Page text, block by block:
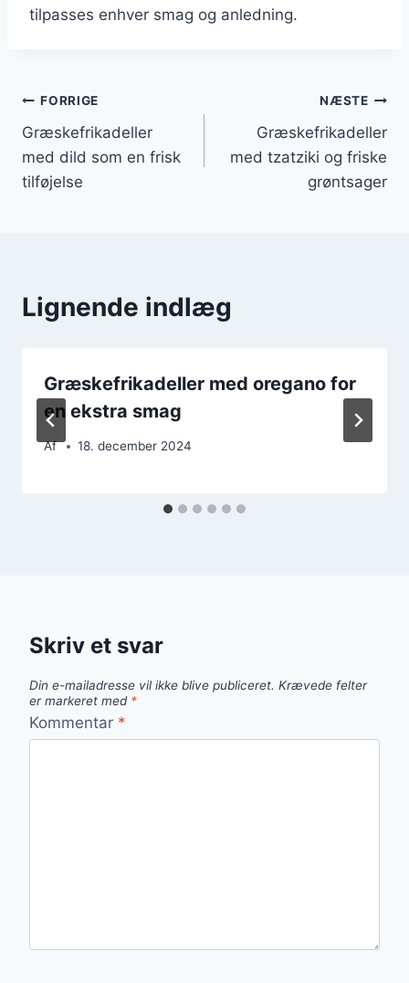
tilpasses enhver smag og anledning.
Indlægsnavigation
FORRIGE
Græskefrikadeller
med dild som en frisk
tilføjelse
NÆSTE
Græskefrikadeller
med tzatziki og friske
grøntsager
Lignende indlæg
Græskefrikadeller med oregano for
en ekstra smag
Af 18. december 2024
Skriv et svar
Din e-mailadresse vil ikke blive publiceret. Krævede felter
er markeret med *
Kommentar *